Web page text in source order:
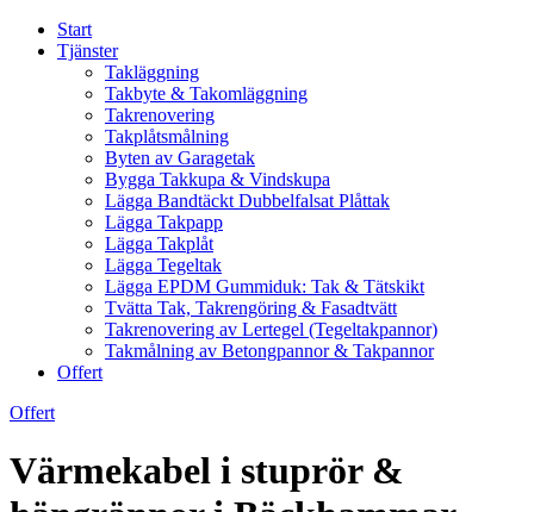
Start
Tjänster
Takläggning
Takbyte & Takomläggning
Takrenovering
Takplåtsmålning
Byten av Garagetak
Bygga Takkupa & Vindskupa
Lägga Bandtäckt Dubbelfalsat Plåttak
Lägga Takpapp
Lägga Takplåt
Lägga Tegeltak
Lägga EPDM Gummiduk: Tak & Tätskikt
Tvätta Tak, Takrengöring & Fasadtvätt
Takrenovering av Lertegel (Tegeltakpannor)
Takmålning av Betongpannor & Takpannor
Offert
Offert
Värmekabel i stuprör &